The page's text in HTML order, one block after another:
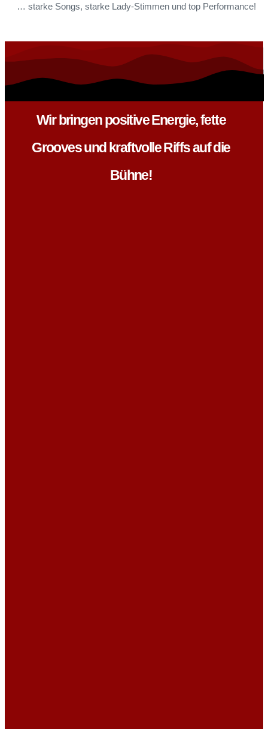
… starke Songs, starke Lady-Stimmen und top Performance!
Wir bringen positive Energie, fette
Grooves und kraftvolle Riffs auf die
Bühne!